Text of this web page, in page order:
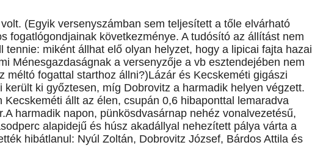
(Egyik versenyszámban sem teljesített a tőle elvárható
fogatlógondjainak következménye. A tudósító az állítást nem
tennie: miként állhat elő olyan helyzet, hogy a lipicai fajta hazai
Ménesgazdaságnak a versenyzője a vb esztendejében nem
méltó fogattal starthoz állni?)Lázár és Kecskeméti gigászi
ki győztesen, míg Dobrovitz a harmadik helyen végzett.
állt az élen, csupán 0,6 hibaponttal lemaradva
harmadik napon, pünkösdvasárnap nehéz vonalvezetésű,
alapidejű és húsz akadállyal nehezített pálya várta a
hibátlanul: Nyúl Zoltán, Dobrovitz József, Bárdos Attila és